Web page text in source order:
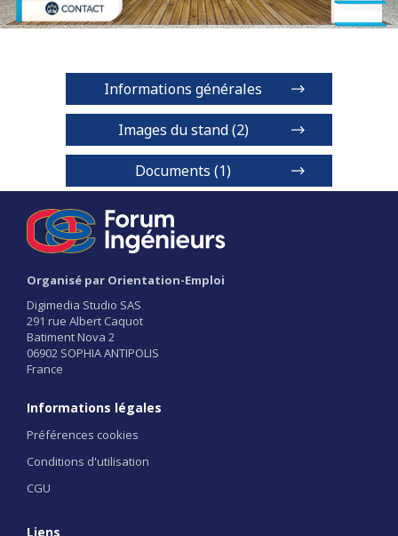
Informations générales
Images du stand (2)
1 / 2
Documents (1)
Organisé par Orientation-Emploi
Digimedia Studio SAS
291 rue Albert Caquot
Batiment Nova 2
06902 SOPHIA ANTIPOLIS
France
Informations légales
Préférences cookies
Conditions d'utilisation
CGU
Liens